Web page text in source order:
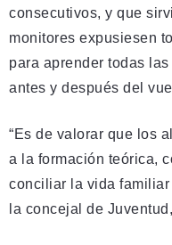
consecutivos, y que
monitores expusiesen
para aprender todas
antes y después del
“Es de valorar que los
a la formación teórica,
conciliar la vida familiar
la concejal de